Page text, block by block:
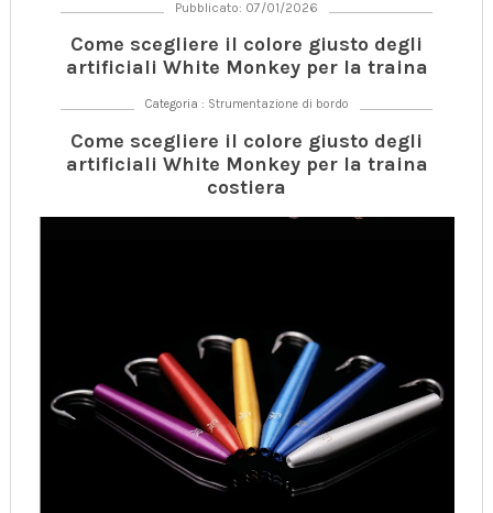
Pubblicato: 07/01/2026
Come scegliere il colore giusto degli
artificiali White Monkey per la traina
Categoria : Strumentazione di bordo
Come scegliere il colore giusto degli
artificiali White Monkey per la traina
costiera